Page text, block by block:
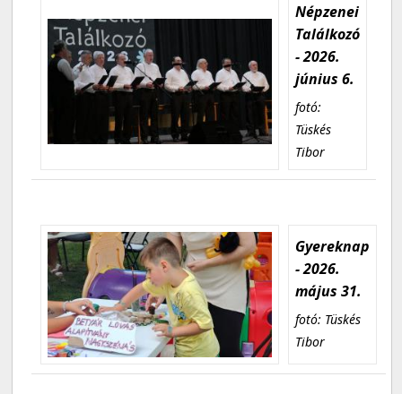
Népzenei
Találkozó
- 2026.
június 6.
fotó:
Tüskés
Tibor
Gyereknap
- 2026.
május 31.
fotó: Tüskés
Tibor